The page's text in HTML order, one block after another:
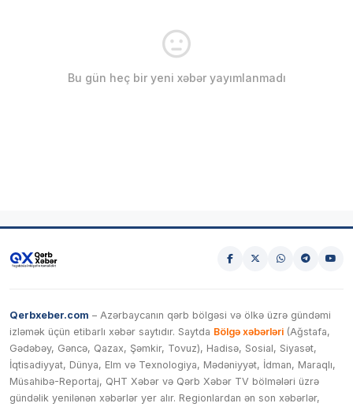
Bu gün heç bir yeni xəbər yayımlanmadı
Qerbxeber.com – Azərbaycanın qərb bölgəsi və ölkə üzrə gündəmi
izləmək üçün etibarlı xəbər saytıdır. Saytda Bölgə xəbərləri (Ağstafa,
Gədəbəy, Gəncə, Qazax, Şəmkir, Tovuz), Hadisə, Sosial, Siyasət,
İqtisadiyyat, Dünya, Elm və Texnologiya, Mədəniyyət, İdman, Maraqlı,
Müsahibə-Reportaj, QHT Xəbər və Qərb Xəbər TV bölmələri üzrə
gündəlik yenilənən xəbərlər yer alır. Regionlardan ən son xəbərlər,